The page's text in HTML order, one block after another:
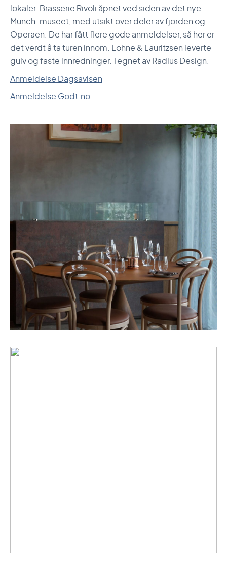
lokaler. Brasserie Rivoli åpnet ved siden av det nye
Munch-museet, med utsikt over deler av fjorden og
Operaen. De har fått flere gode anmeldelser, så her er
det verdt å ta turen innom. Lohne & Lauritzsen leverte
gulv og faste innredninger. Tegnet av Radius Design.
Anmeldelse Dagsavisen
Anmeldelse Godt.no